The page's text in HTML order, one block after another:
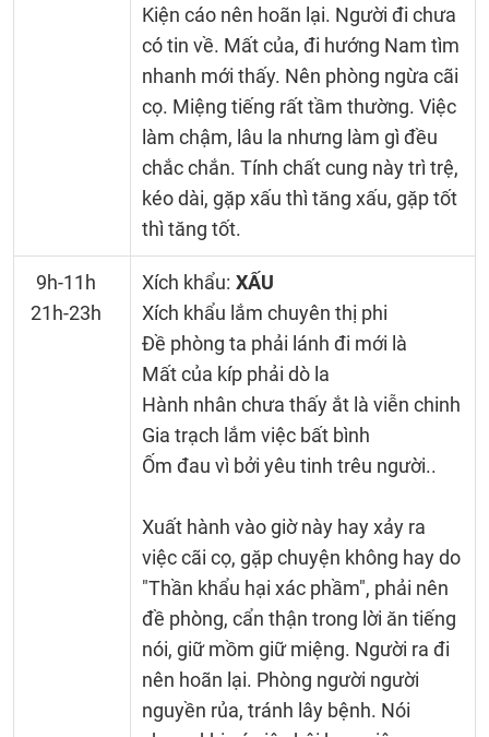
Kiện cáo nên hoãn lại. Người đi chưa
có tin về. Mất của, đi hướng Nam tìm
nhanh mới thấy. Nên phòng ngừa cãi
cọ. Miệng tiếng rất tầm thường. Việc
làm chậm, lâu la nhưng làm gì đều
chắc chắn. Tính chất cung này trì trệ,
kéo dài, gặp xấu thì tăng xấu, gặp tốt
thì tăng tốt.
9h-11h
21h-23h
Xích khẩu: XẤU
Xích khẩu lắm chuyên thị phi
Đề phòng ta phải lánh đi mới là
Mất của kíp phải dò la
Hành nhân chưa thấy ắt là viễn chinh
Gia trạch lắm việc bất bình
Ốm đau vì bởi yêu tinh trêu người..
Xuất hành vào giờ này hay xảy ra
việc cãi cọ, gặp chuyện không hay do
"Thần khẩu hại xác phầm", phải nên
đề phòng, cẩn thận trong lời ăn tiếng
nói, giữ mồm giữ miệng. Người ra đi
nên hoãn lại. Phòng người người
nguyền rủa, tránh lây bệnh. Nói